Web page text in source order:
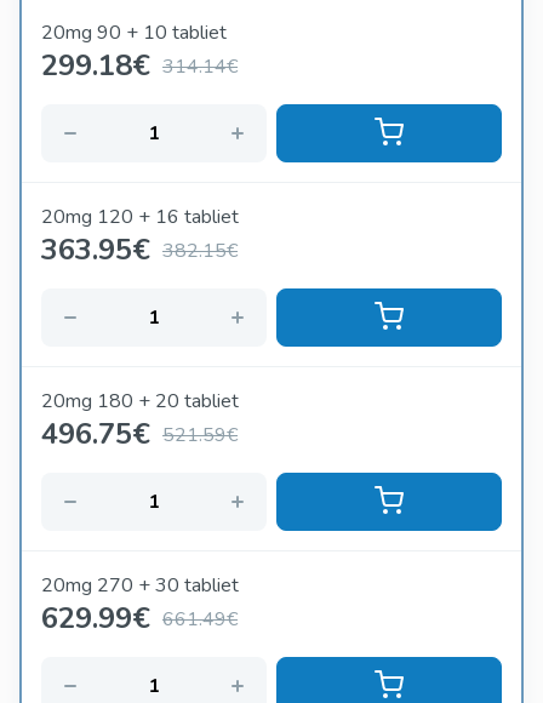
20mg 90 + 10 tabliet
299.18€ 314.14€
20mg 120 + 16 tabliet
363.95€ 382.15€
20mg 180 + 20 tabliet
496.75€ 521.59€
20mg 270 + 30 tabliet
629.99€ 661.49€